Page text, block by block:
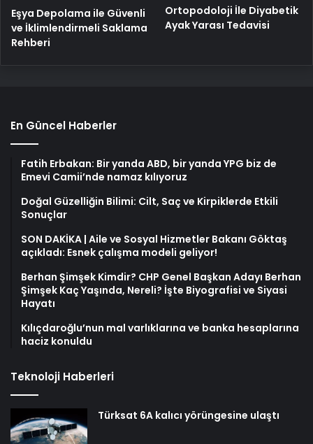
Eşya Depolama ile Güvenli
ve İklimlendirmeli Saklama
Rehberi
Ortopodoloji İle Diyabetik
Ayak Yarası Tedavisi
En Güncel Haberler
Fatih Erbakan: Bir yanda ABD, bir yanda YPG biz de
Emevi Camii’nde namaz kılıyoruz
Doğal Güzelliğin Bilimi: Cilt, Saç ve Kirpiklerde Etkili
Sonuçlar
SON DAKİKA | Aile ve Sosyal Hizmetler Bakanı Göktaş
açıkladı: Esnek çalışma modeli geliyor!
Berhan Şimşek Kimdir? CHP Genel Başkan Adayı Berhan
Şimşek Kaç Yaşında, Nereli? İşte Biyografisi ve Siyasi
Hayatı
Kılıçdaroğlu’nun mal varlıklarına ve banka hesaplarına
haciz konuldu
Teknoloji Haberleri
Türksat 6A kalıcı yörüngesine ulaştı